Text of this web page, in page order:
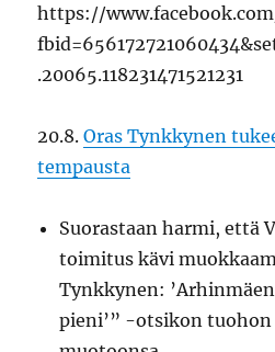
https://
.20065.118231471521231
20.8.Oras Tynkkynen
tempausta
Suorastaan harmi, että
toimitus kävi
Tynkkynen:
pieni’” -otsikon